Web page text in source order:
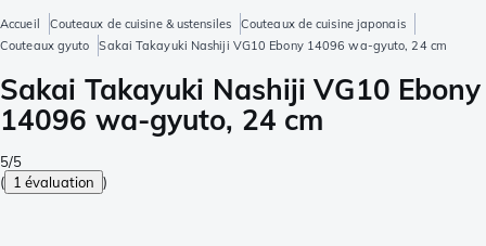
Accueil Couteaux de cuisine & ustensiles
Couteaux de cuisine japonais
Couteaux gyuto
Sakai Takayuki Nashiji VG10 Ebony 14096 wa-gyuto, 24 cm
Sakai Takayuki Nashiji VG10 Ebony
14096 wa-gyuto, 24 cm
5/5
( 1 évaluation )